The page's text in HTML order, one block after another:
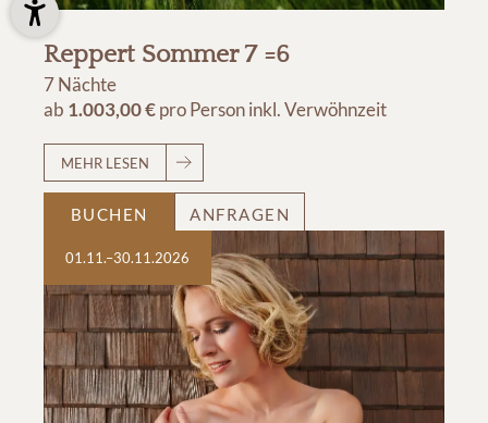
Reppert Sommer 7 =6
7 Nächte
ab 1.003,00 €pro Personinkl. Verwöhnzeit
MEHR LESEN
BUCHEN ANFRAGEN
01.11.–30.11.2026